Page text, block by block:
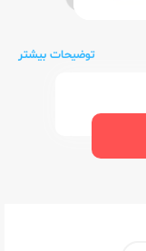
توضیحات بیشتر